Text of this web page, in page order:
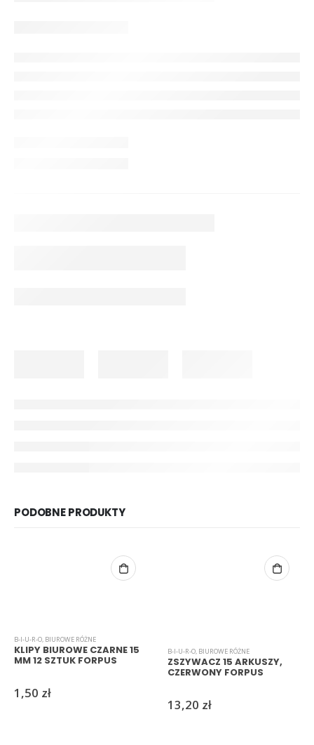
PODOBNE PRODUKTY
B-I-U-R-O, BIUROWE RÓŻNE
KLIPY BIUROWE CZARNE 15
MM 12 SZTUK FORPUS
1,50 zł
B-I-U-R-O, BIUROWE RÓŻNE
ZSZYWACZ 15 ARKUSZY,
CZERWONY FORPUS
13,20 zł